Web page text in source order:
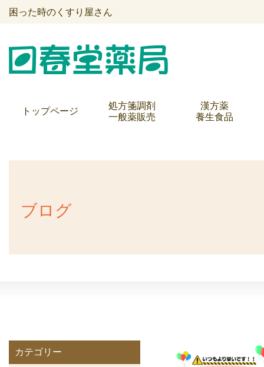
困った時のくすり屋さん
トップページ
処方箋調剤
一般薬販売
漢方薬
養生食品
ブログ
カテゴリー